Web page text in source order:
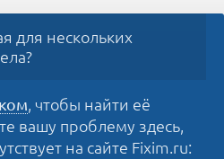
для нескольких
, чтобы найти её
вашу проблему здесь,
на сайте Fixim.ru: